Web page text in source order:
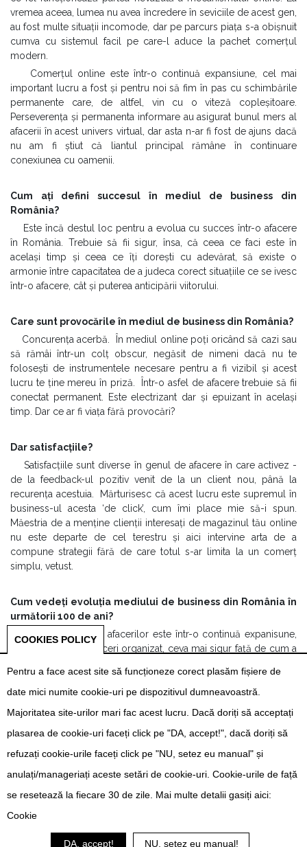
vremea aceea, lumea nu avea încredere în seviciile de acest gen,
au fost multe situații incomode, dar pe parcurs piața s-a obișnuit
cumva cu sistemul facil pe care-l aduce la pachet comerțul
modern.
Comerțul online este într-o continuă expansiune, cel mai
important lucru a fost și pentru noi să fim în pas cu schimbările
permanente care, de altfel, vin cu o viteză copleșitoare.
Perseverența și permanenta informare au asigurat bunul mers al
afacerii în acest univers virtual, dar asta n-ar fi fost de ajuns dacă
nu am fi știut că liantul principal rămâne în continuare
conexiunea cu oamenii.
Cum ați defini succesul în mediul de business din
România?
Este încă destul loc pentru a evolua cu succes într-o afacere
în România. Trebuie să fii sigur, însa, că ceea ce faci este în
același timp și ceea ce îți dorești cu adevărat, să existe o
armonie între capacitatea de a judeca corect situațiile ce se ivesc
într-o afacere, cât și puterea anticipării viitorului.
Care sunt provocările în mediul de business din România?
Concurența acerbă. În mediul online poți oricând să cazi sau
să rămâi într-un colț obscur, negăsit de nimeni dacă nu te
folosești de instrumentele necesare pentru a fi vizibil și acest
lucru te ține mereu în priză. Într-o asfel de afacere trebuie să fii
conectat permanent. Este electrizant dar și epuizant în același
timp. Dar ce ar fi viața fără provocări?
Dar satisfacțiile?
Satisfacțiile sunt diverse în genul de afacere în care activez -
de la feedback-ul pozitiv venit de la un client nou, până la
recurența acestuia. Mărturisesc că acest lucru este supremul în
business-ul acesta ‘de click’, cum îmi place mie să-i spun.
Măestria de a menține clienții interesați de magazinul tău online
nu este departe de cel terestru și aici intervine arta de a
compune strategii fără de care totul s-ar limita la un comerț
simplu, vetust.
Cum vedeți evoluția mediului de business din România în
următorii 100 de ani?
Cum digitalizarea afacerilor este într-o continuă expanisune,
văd un mediu de afaceri organizat, ceva mai sigur față de cum a
umană accelerând direcțiile tuturor business-urilor. Important
este să reușim să ne adaptăm la ceea ce ne așteaptă.
© SARTO.RO - TOATE DREPTURILE REZERVATE - TERMENI ȘI CONDIȚII
CONTACT business100@sarto.ro
COOKIES POLICY
Pentru a face acest site să funcționeze corect plasăm fișiere de
date mici numite cookie-uri pe dispozitivul dumneavoastră.
Majoritatea site-urilor mari fac acest lucru. Dacă doriți să acceptați
plasarea de cookie-uri faceți click pe "DA, accept!", dacă doriți să
refuzați cookie-urile faceți click pe "NU, setez eu manual" și
anulați/manageriați aceste setări de cookie-uri. Cookie-urile de față
se resetează la fiecare 30 de zile. Mai multe detalii gasiți aici:
Cookie
DA, accept! NU, setez eu manual!